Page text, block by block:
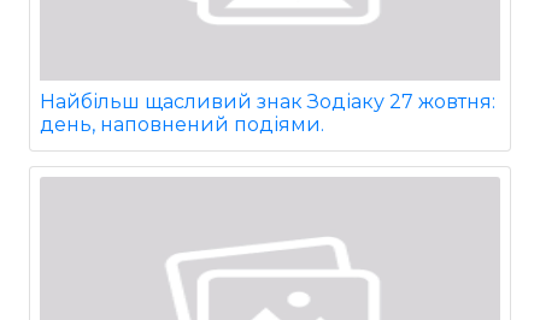
Найбільш щасливий знак Зодіаку 27 жовтня:
день, наповнений подіями.